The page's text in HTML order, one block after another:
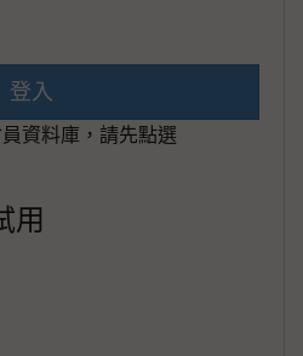
登入
資料庫，請先點選
用